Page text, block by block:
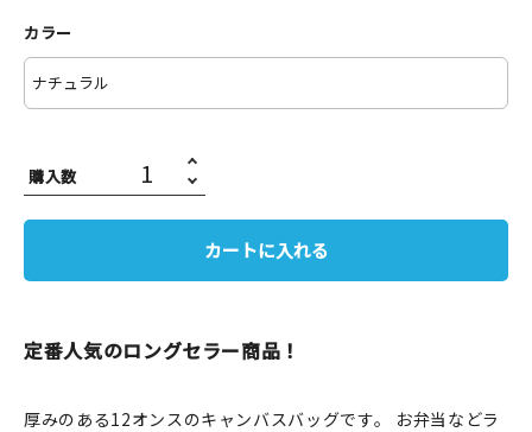
雑貨
本
カラー
購入数
カートに入れる
定番人気のロングセラー商品！
厚みのある12オンスのキャンバスバッグです。 お弁当などラ